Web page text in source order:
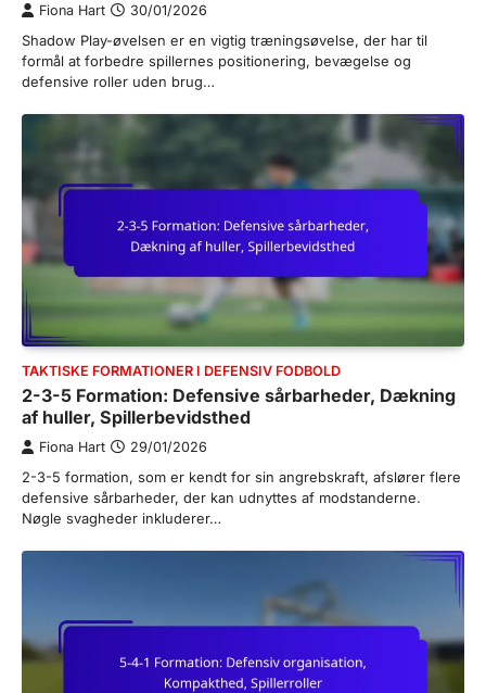
Fiona Hart 30/01/2026
Shadow Play-øvelsen er en vigtig træningsøvelse, der har til
formål at forbedre spillernes positionering, bevægelse og
defensive roller uden brug…
TAKTISKE FORMATIONER I DEFENSIV FODBOLD
2-3-5 Formation: Defensive sårbarheder, Dækning
af huller, Spillerbevidsthed
Fiona Hart 29/01/2026
2-3-5 formation, som er kendt for sin angrebskraft, afslører flere
defensive sårbarheder, der kan udnyttes af modstanderne.
Nøgle svagheder inkluderer…